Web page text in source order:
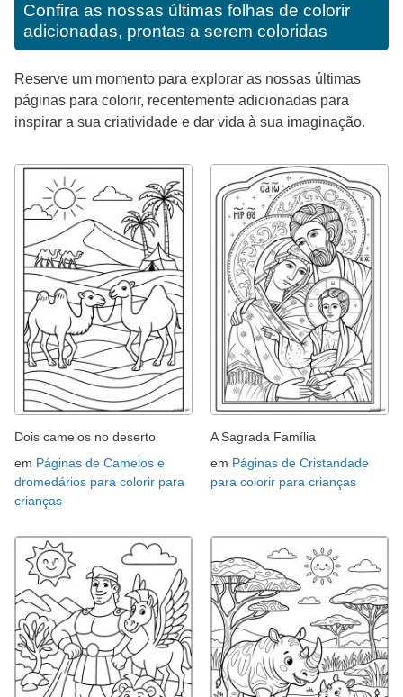
Confira as nossas últimas folhas de colorir
adicionadas, prontas a serem coloridas
Reserve um momento para explorar as nossas últimas
páginas para colorir, recentemente adicionadas para
inspirar a sua criatividade e dar vida à sua imaginação.
Dois camelos no deserto
em Páginas de Camelos e
dromedários para colorir para
crianças
A Sagrada Família
em Páginas de Cristandade
para colorir para crianças